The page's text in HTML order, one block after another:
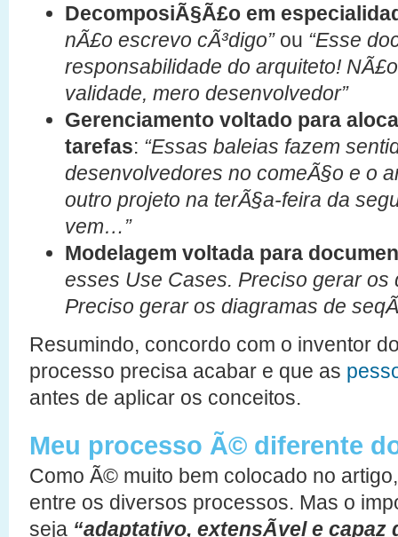
DecomposiÃ§Ã£o em
nÃ£o escrevo cÃ³digo”ou “Esse
responsabilidade do arquiteto!
validade, mero desenvolvedor”
Gerenciamento voltado para
tarefas: “Essas baleias fazem
desenvolvedores no comeÃ§o e o
outro projeto na terÃ§a-feira da
vem…”
Modelagem voltada para
esses Use Cases. Preciso gerar os
Preciso gerar os diagramas de
Resumindo, concordo com o inventor
processo precisa acabar e que as
antes de aplicar os conceitos.
Meu processo Ã© diferente
Como Ã© muito bem colocado no
entre os diversos processos. Mas o
seja “adaptativo, extensÃ­vel e capaz